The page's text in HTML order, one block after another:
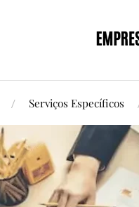
Serviços Específicos